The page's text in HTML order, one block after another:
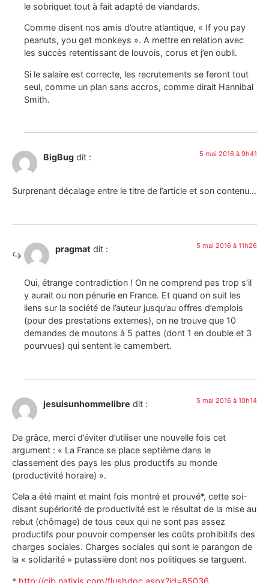
le sobriquet tout à fait adapté de viandards.
Comme disent nos amis d’outre atlantique, « If you pay
peanuts, you get monkeys ». A mettre en relation avec
les succès retentissant de louvois, corus et j’en oubli.
Si le salaire est correcte, les recrutements se feront tout
seul, comme un plan sans accros, comme dirait Hannibal
Smith.
BigBug dit : 5 mai 2016 à 9h41
Surprenant décalage entre le titre de l’article et son contenu…
pragmat dit : 5 mai 2016 à 11h26
Oui, étrange contradiction ! On ne comprend pas trop s’il
y aurait ou non pénurie en France. Et quand on suit les
liens sur la société de l’auteur jusqu’au offres d’emplois
(pour des prestations externes), on ne trouve que 10
demandes de moutons à 5 pattes (dont 1 en double et 3
pourvues) qui sentent le camembert.
jesuisunhommelibre dit : 5 mai 2016 à 10h14
De grâce, merci d’éviter d’utiliser une nouvelle fois cet
argument : « La France se place septième dans le
classement des pays les plus productifs au monde
(productivité horaire) ».
Cela a été maint et maint fois montré et prouvé*, cette soi-
disant supériorité de productivité est le résultat de la mise au
rebut (chômage) de tous ceux qui ne sont pas assez
productifs pour pouvoir compenser les coûts prohibitifs des
charges sociales. Charges sociales qui sont le parangon de
la « solidarité » putassière dont nos politiques se targuent.
* http://cib.natixis.com/flushdoc.aspx?id=85036